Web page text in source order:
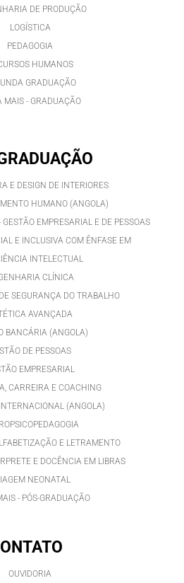
DE PRODUÇÃO
LOGÍSTICA
PEDAGOGIA
HUMANOS
GRADUAÇÃO
MAIS - GRADUAÇÃO
E DESIGN DE INTERIORES
HUMANO (ANGOLA)
EMPRESARIAL E DE PESSOAS
E INCLUSIVA COM ÊNFASE EM
INTELECTUAL
CLÍNICA
SEGURANÇA DO TRABALHO
AVANÇADA
BANCÁRIA (ANGOLA)
DE PESSOAS
EMPRESARIAL
CARREIRA E COACHING
(ANGOLA)
E LETRAMENTO
E DOCÊNCIA EM LIBRAS
NEONATAL
- PÓS-GRADUAÇÃO
OUVIDORIA